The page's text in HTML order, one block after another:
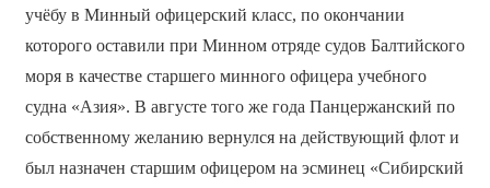
учёбу в Минный офицерский класс, по окончании
которого оставили при Минном отряде судов Балтийского
моря в качестве старшего минного офицера учебного
судна «Азия». В августе того же года Панцержанский по
собственному желанию вернулся на действующий флот и
был назначен старшим офицером на эсминец «Сибирский